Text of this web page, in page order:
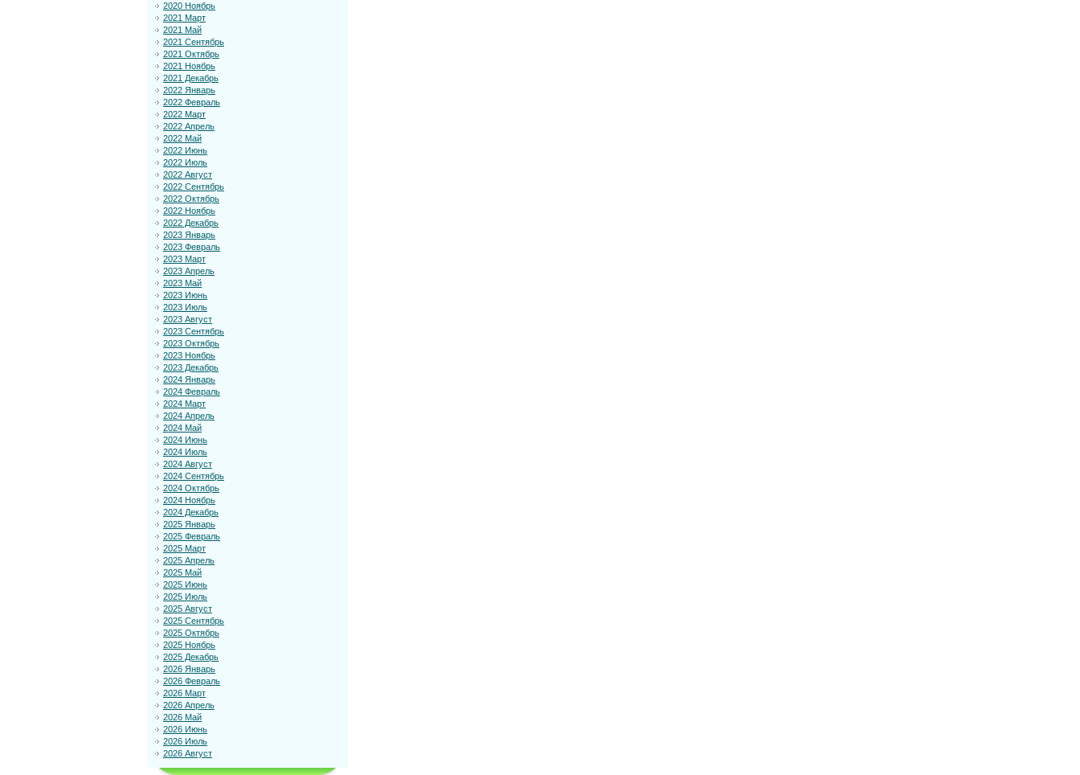
2020 Ноябрь
2021 Март
2021 Май
2021 Сентябрь
2021 Октябрь
2021 Ноябрь
2021 Декабрь
2022 Январь
2022 Февраль
2022 Март
2022 Апрель
2022 Май
2022 Июнь
2022 Июль
2022 Август
2022 Сентябрь
2022 Октябрь
2022 Ноябрь
2022 Декабрь
2023 Январь
2023 Февраль
2023 Март
2023 Апрель
2023 Май
2023 Июнь
2023 Июль
2023 Август
2023 Сентябрь
2023 Октябрь
2023 Ноябрь
2023 Декабрь
2024 Январь
2024 Февраль
2024 Март
2024 Апрель
2024 Май
2024 Июнь
2024 Июль
2024 Август
2024 Сентябрь
2024 Октябрь
2024 Ноябрь
2024 Декабрь
2025 Январь
2025 Февраль
2025 Март
2025 Апрель
2025 Май
2025 Июнь
2025 Июль
2025 Август
2025 Сентябрь
2025 Октябрь
2025 Ноябрь
2025 Декабрь
2026 Январь
2026 Февраль
2026 Март
2026 Апрель
2026 Май
2026 Июнь
2026 Июль
2026 Август